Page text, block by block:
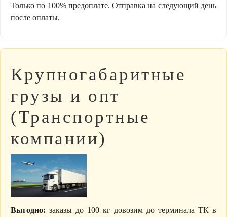
Только по 100% предоплате. Отправка на следующий день
после оплаты.
Крупногабаритные
грузы и опт
(Транспортные
компании)
Выгодно: заказы до 100 кг довозим до терминала ТК в